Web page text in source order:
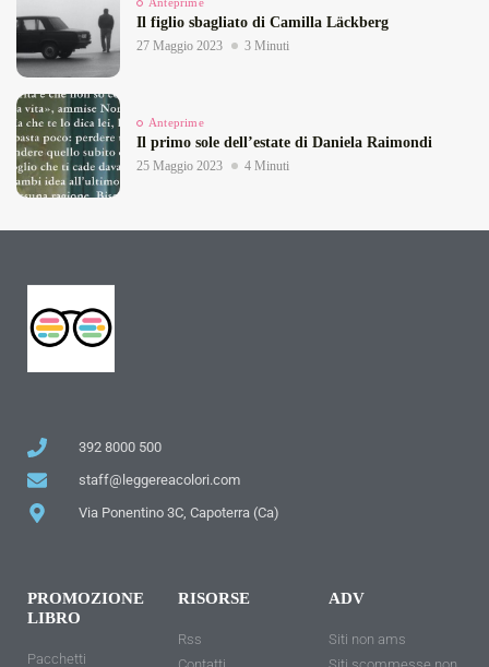
Il figlio sbagliato di Camilla Läckberg
27 Maggio 2023 3 Minuti
Anteprime
Il primo sole dell’estate di Daniela Raimondi
25 Maggio 2023 4 Minuti
392 8000 500
staff@leggereacolori.com
Via Ponentino 3C, Capoterra (Ca)
PROMOZIONE
LIBRO
Pacchetti
RISORSE
Rss
ADV
Siti non ams